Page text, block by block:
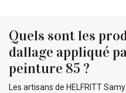
Quels sont les
dallage appliqué
peinture 85 ?
Les artisans de HELFRITT